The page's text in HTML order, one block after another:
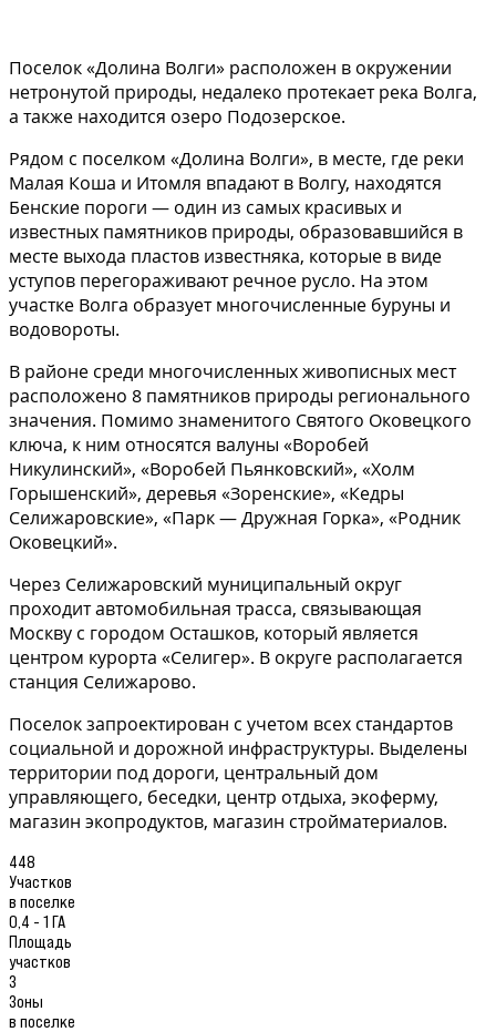
Поселок «Долина Волги» расположен в окружении
нетронутой природы, недалеко протекает река Волга,
а также находится озеро Подозерское.
Рядом с поселком «Долина Волги», в месте, где реки
Малая Коша и Итомля впадают в Волгу, находятся
Бенские пороги — один из самых красивых и
известных памятников природы, образовавшийся в
месте выхода пластов известняка, которые в виде
уступов перегораживают речное русло. На этом
участке Волга образует многочисленные буруны и
водовороты.
В районе среди многочисленных живописных мест
расположено 8 памятников природы регионального
значения. Помимо знаменитого Святого Оковецкого
ключа, к ним относятся валуны «Воробей
Никулинский», «Воробей Пьянковский», «Холм
Горышенский», деревья «Зоренские», «Кедры
Селижаровские», «Парк — Дружная Горка», «Родник
Оковецкий».
Через Селижаровский муниципальный округ
проходит автомобильная трасса, связывающая
Москву с городом Осташков, который является
центром курорта «Селигер». В округе располагается
станция Селижарово.
Поселок запроектирован с учетом всех стандартов
социальной и дорожной инфраструктуры. Выделены
территории под дороги, центральный дом
управляющего, беседки, центр отдыха, экоферму,
магазин экопродуктов, магазин стройматериалов.
448
Участков
в поселке
0,4 - 1 ГА
Площадь
участков
3
Зоны
в поселке